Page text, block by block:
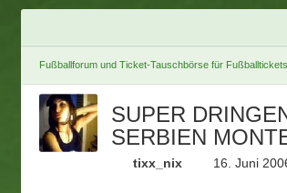
Fußballforum und Ticket-Tauschbörse für Fußballtickets
SUPER
SERBIEN
tixx_nix 16. Juni